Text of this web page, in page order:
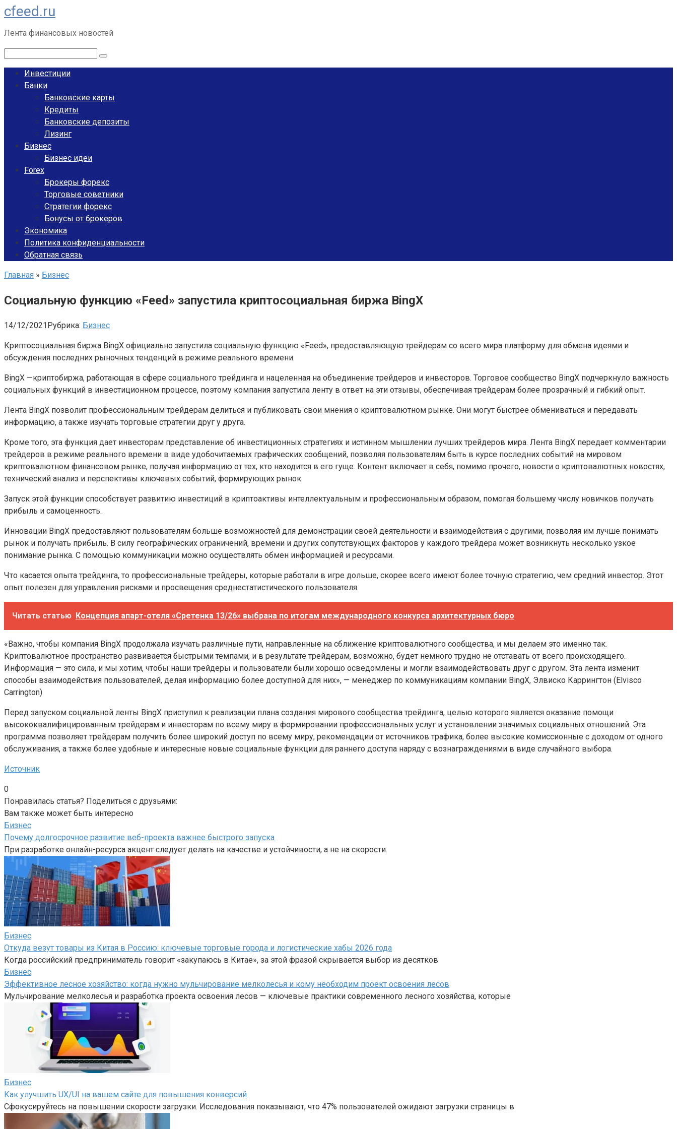
Перейти
к
контенту
cfeed.ru
Лента финансовых новостей
Инвестиции
Банки
Банковские карты
Кредиты
Банковские депозиты
Лизинг
Бизнес
Бизнес идеи
Forex
Брокеры форекс
Торговые советники
Стратегии форекс
Бонусы от брокеров
Экономика
Политика конфиденциальности
Обратная связь
Главная » Бизнес
Социальную функцию «Feed» запустила криптосоциальная биржа BingX
14/12/2021Рубрика: Бизнес
Криптосоциальная биржа BingX официально запустила социальную функцию «Feed», предоставляющую трейдерам со всего мира платформу для обмена идеями и
обсуждения последних рыночных тенденций в режиме реального времени.
BingX —криптобиржа, работающая в сфере социального трейдинга и нацеленная на объединение трейдеров и инвесторов. Торговое сообщество BingX подчеркнуло важность
социальных функций в инвестиционном процессе, поэтому компания запустила ленту в ответ на эти отзывы, обеспечивая трейдерам более прозрачный и гибкий опыт.
Лента BingX позволит профессиональным трейдерам делиться и публиковать свои мнения о криптовалютном рынке. Они могут быстрее обмениваться и передавать
информацию, а также изучать торговые стратегии друг у друга.
Кроме того, эта функция дает инвесторам представление об инвестиционных стратегиях и истинном мышлении лучших трейдеров мира. Лента BingX передает комментарии
трейдеров в режиме реального времени в виде удобочитаемых графических сообщений, позволяя пользователям быть в курсе последних событий на мировом
криптовалютном финансовом рынке, получая информацию от тех, кто находится в его гуще. Контент включает в себя, помимо прочего, новости о криптовалютных новостях,
технический анализ и перспективы ключевых событий, формирующих рынок.
Запуск этой функции способствует развитию инвестиций в криптоактивы интеллектуальным и профессиональным образом, помогая большему числу новичков получать
прибыль и самоценность.
Инновации BingX предоставляют пользователям больше возможностей для демонстрации своей деятельности и взаимодействия с другими, позволяя им лучше понимать
рынок и получать прибыль. В силу географических ограничений, времени и других сопутствующих факторов у каждого трейдера может возникнуть несколько узкое
понимание рынка. С помощью коммуникации можно осуществлять обмен информацией и ресурсами.
Что касается опыта трейдинга, то профессиональные трейдеры, которые работали в игре дольше, скорее всего имеют более точную стратегию, чем средний инвестор. Этот
опыт полезен для управления рисками и просвещения среднестатистического пользователя.
Читать статью Концепция апарт-отеля «Сретенка 13/26» выбрана по итогам международного конкурса архитектурных бюро
«Важно, чтобы компания BingX продолжала изучать различные пути, направленные на сближение криптовалютного сообщества, и мы делаем это именно так.
Криптовалютное пространство развивается быстрыми темпами, и в результате трейдерам, возможно, будет немного трудно не отставать от всего происходящего.
Информация — это сила, и мы хотим, чтобы наши трейдеры и пользователи были хорошо осведомлены и могли взаимодействовать друг с другом. Эта лента изменит
способы взаимодействия пользователей, делая информацию более доступной для них», — менеджер по коммуникациям компании BingX, Элвиско Каррингтон (Elvisco
Carrington)
Перед запуском социальной ленты BingX приступил к реализации плана создания мирового сообщества трейдинга, целью которого является оказание помощи
высококвалифицированным трейдерам и инвесторам по всему миру в формировании профессиональных услуг и установлении значимых социальных отношений. Эта
программа позволяет трейдерам получить более широкий доступ по всему миру, рекомендации от источников трафика, более высокие комиссионные с доходом от одного
обслуживания, а также более удобные и интересные новые социальные функции для раннего доступа наряду с вознаграждениями в виде случайного выбора.
Источник
0
Понравилась статья? Поделиться с друзьями:
Вам также может быть интересно
Бизнес
Почему долгосрочное развитие веб-проекта важнее быстрого запуска
При разработке онлайн-ресурса акцент следует делать на качестве и устойчивости, а не на скорости.
Бизнес
Откуда везут товары из Китая в Россию: ключевые торговые города и логистические хабы 2026 года
Когда российский предприниматель говорит «закупаюсь в Китае», за этой фразой скрывается выбор из десятков
Бизнес
Эффективное лесное хозяйство: когда нужно мульчирование мелколесья и кому необходим проект освоения лесов
Мульчирование мелколесья и разработка проекта освоения лесов — ключевые практики современного лесного хозяйства, которые
Бизнес
Как улучшить UX/UI на вашем сайте для повышения конверсий
Сфокусируйтесь на повышении скорости загрузки. Исследования показывают, что 47% пользователей ожидают загрузки страницы в